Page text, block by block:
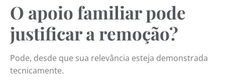
O apoio familiar pode
justificar a remoção?
Pode, desde que sua relevância esteja demonstrada
tecnicamente.